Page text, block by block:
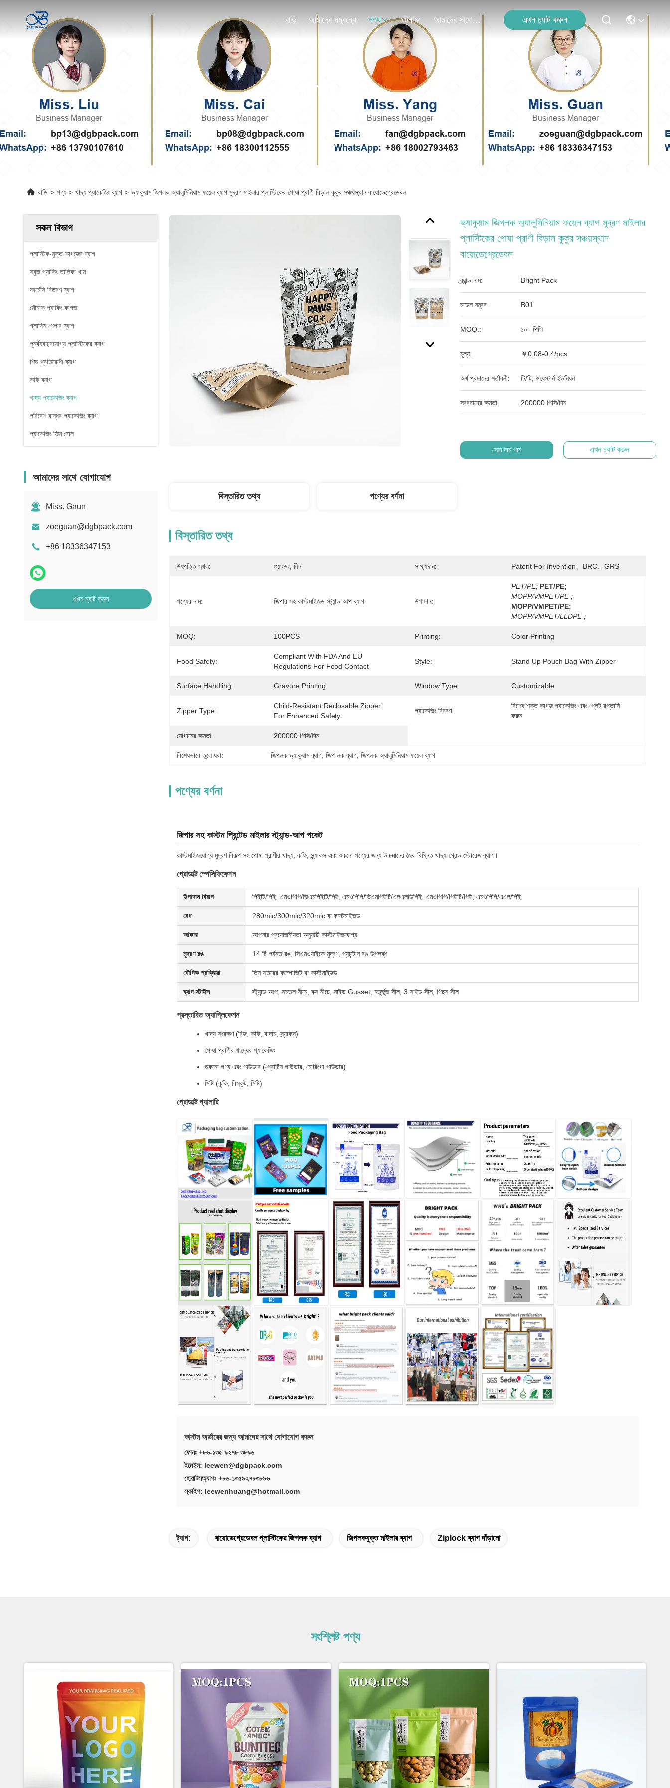
বাড়ি আমাদের সম্বন্ধে পণ্য ঘটনা আমাদের সাথে যোগাযোগ এখন চ্যাট করুন
পণ্যের বিবরণ
বাড়ি > পণ্য > খাদ্য প্যাকেজিং ব্যাগ > ভ্যাকুয়াম জিপলক অ্যালুমিনিয়াম ফয়েল ব্যাগ মুদ্রণ মাইলার প্লাস্টিকের পোষা প্রাণী বিড়াল কুকুর সঞ্চয়স্থান বায়োডেগ্রেডেবল
সকল বিভাগ
প্লাস্টিক-মুক্ত কাগজের ব্যাগ
সবুজ প্যাকিং তালিকা খাম
ফার্মেসি বিতরণ ব্যাগ
মৌচাক প্যাকিং কাগজ
গ্লাসিন পেপার ব্যাগ
পুনর্ব্যবহারযোগ্য প্লাস্টিকের ব্যাগ
শিশু প্রতিরোধী ব্যাগ
কফি ব্যাগ
খাদ্য প্যাকেজিং ব্যাগ
পরিবেশ বান্ধব প্যাকেজিং ব্যাগ
প্যাকেজিং ফিল্ম রোল
আমাদের সাথে যোগাযোগ
Miss. Gaun
zoeguan@dgbpack.com
+86 18336347153
এখন চ্যাট করুন
ভ্যাকুয়াম জিপলক অ্যালুমিনিয়াম ফয়েল ব্যাগ মুদ্রণ মাইলার
প্লাস্টিকের পোষা প্রাণী বিড়াল কুকুর সঞ্চয়স্থান
বায়োডেগ্রেডেবল
ব্র্যান্ড নাম: Bright Pack
মডেল নম্বর: B01
MOQ.: ১০০ পিসি
মূল্য: ￥0.08-0.4/pcs
অর্থ প্রদানের শর্তাবলী: টি/টি, ওয়েস্টার্ন ইউনিয়ন
সরবরাহের ক্ষমতা: 200000 পিসি/দিন
সেরা দাম পান এখন চ্যাট করুন
বিস্তারিত তথ্য পণ্যের বর্ণনা
বিস্তারিত তথ্য
উৎপত্তি স্থল: গুয়াংডং, চীন সাক্ষ্যদান: Patent For Invention、BRC、GRS
পণ্যের নাম: জিপার সহ কাস্টমাইজড স্ট্যান্ড আপ ব্যাগ উপাদান:
PET/PE; PET/PE;
MOPP/VMPET/PE ;
MOPP/VMPET/PE;
MOPP/VMPET/LLDPE ;
MOQ: 100PCS Printing: Color Printing
Food Safety:
Compliant With FDA And EU
Regulations For Food Contact
Style: Stand Up Pouch Bag With Zipper
Surface Handling: Gravure Printing Window Type: Customizable
Zipper Type:
Child-Resistant Reclosable Zipper
For Enhanced Safety
প্যাকেজিং বিবরণ:
বিশেষ শক্ত কাগজ প্যাকেজিং এবং প্লেট রপ্তানি
করুন
যোগানের ক্ষমতা: 200000 পিসি/দিন
বিশেষভাবে তুলে ধরা: জিপলক ভ্যাকুয়াম ব্যাগ , জিপ-লক ব্যাগ , জিপলক অ্যালুমিনিয়াম ফয়েল ব্যাগ
পণ্যের বর্ণনা
জিপার সহ কাস্টম প্রিন্টেড মাইলার স্ট্যান্ড-আপ পকেট
কাস্টমাইজযোগ্য মুদ্রণ বিকল্প সহ পোষা প্রাণীর খাদ্য, কফি, স্ন্যাকস এবং শুকনো পণ্যের জন্য উচ্চমানের জৈব-বিঘ্নিত খাদ্য-গ্রেড স্টোরেজ ব্যাগ।
প্রোডাক্ট স্পেসিফিকেশন
উপাদান বিকল্প পিইটি/পিই, এমওপিপি/ভিএমপিইটি/পিই, এমওপিপি/ভিএমপিইটি/এলএলডিপিই, এমওপিপি/পিইটি/পিই, এমওপিপি/এএল/পিই
বেধ 280mic/300mic/320mic বা কাস্টমাইজড
আকার আপনার প্রয়োজনীয়তা অনুযায়ী কাস্টমাইজযোগ্য
মুদ্রণ রঙ 14 টি পর্যন্ত রঙ; সিএমওয়াইকে মুদ্রণ, প্যান্টোন রঙ উপলব্ধ
যৌগিক প্রক্রিয়া তিন স্তরের কম্পোজিট বা কাস্টমাইজড
ব্যাগ স্টাইল স্ট্যান্ড আপ, সমতল নীচে, বক্স নীচে, সাইড Gusset, চতুর্ভুজ সীল, 3 সাইড সীল, পিছন সীল
প্রস্তাবিত অ্যাপ্লিকেশন
খাদ্য সংরক্ষণ (রিজ, কফি, বাদাম, স্ন্যাকস)
পোষা প্রাণীর খাদ্যের প্যাকেজিং
শুকনো পণ্য এবং পাউডার (প্রোটিন পাউডার, মোরিংগা পাউডার)
মিষ্টি (কুকি, বিস্কুট, মিষ্টি)
প্রোডাক্ট গ্যালারি
কাস্টম অর্ডারের জন্য আমাদের সাথে যোগাযোগ করুন
ফোনঃ +৮৬-১৩৫ ৯২৭৮ ৩৮৯৬
ইমেইল: leewen@dgbpack.com
হোয়াটসঅ্যাপঃ +৮৬-১৩৫৯২৭৮৩৮৯৬
স্কাইপ: leewenhuang@hotmail.com
ট্যাগ: বায়োডেগ্রেডেবল প্লাস্টিকের জিপলক ব্যাগ জিপলকযুক্ত মাইলার ব্যাগ Ziplock ব্যাগ দাঁড়ানো
সংশ্লিষ্ট পণ্য